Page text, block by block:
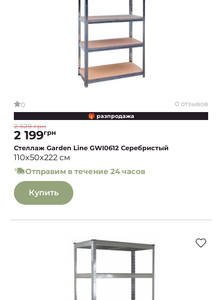
0 0 отзывов
🎁 разпродажа
2 529 грн
2 199грн
Стеллаж Garden Line GWI0612 Серебристый
110x50x222 см
Отправим в течение 24 часов
Купить